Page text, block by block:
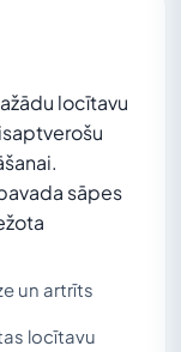
locītavu
sāpes
un artrīts
locītavu